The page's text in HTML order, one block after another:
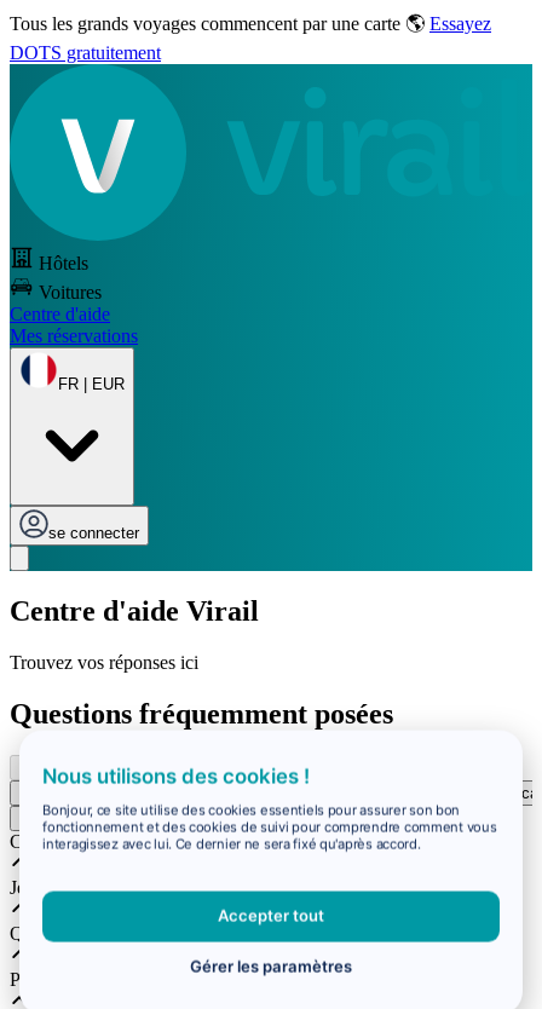
Tous les grands voyages commencent par une carte 🌎 Essayez
DOTS gratuitement
Hôtels
Voitures
Centre d'aide
Mes réservations
FR | EUR
se connecter
Centre d'aide Virail
Trouvez vos réponses ici
Questions fréquemment posées
Remboursements et
Comment recevoir mon billet ?
Je n'ai pas reçu mon billet ?
Qui dois-je contacter au sujet de ma réservation ?
Pourquoi le prix a-t-il changé ?
Nous utilisons des cookies !
Bonjour, ce site utilise des cookies essentiels pour assurer son bon
fonctionnement et des cookies de suivi pour comprendre comment vous
interagissez avec lui. Ce dernier ne sera fixé qu'après accord.
Accepter tout
Gérer les paramètres